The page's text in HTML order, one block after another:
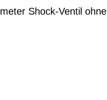
Shock-Ventil ohne